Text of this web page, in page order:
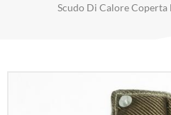
Scudo Di Calore Coperta